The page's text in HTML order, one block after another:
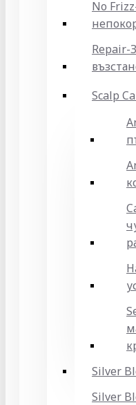
No
Repair-
Scalp
Silver
Silver